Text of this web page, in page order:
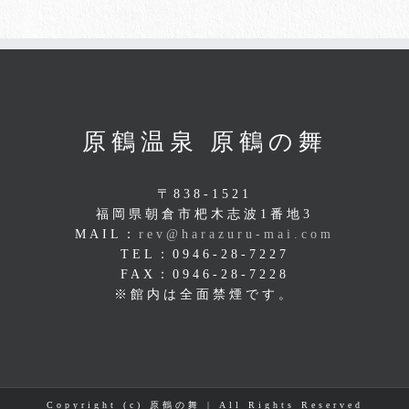
原鶴温泉 原鶴の舞
〒838-1521
福岡県朝倉市杷木志波1番地3
MAIL： rev@harazuru-mai.com
TEL：0946-28-7227
FAX：0946-28-7228
※館内は全面禁煙です。
Copyright (c) 原鶴の舞 | All Rights Reserved